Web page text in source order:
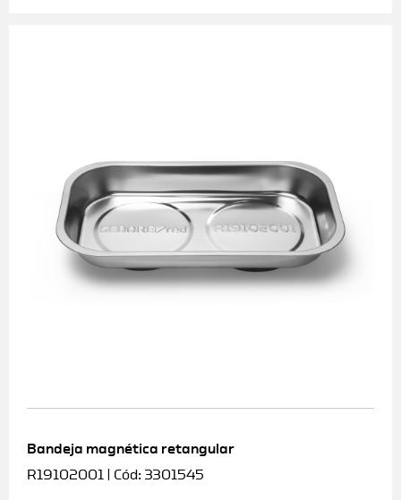
Bandeja magnética retangular
R19102001 | Cód: 3301545